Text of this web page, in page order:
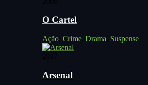
O Cartel
Ação Crime Drama Suspense
Arsenal